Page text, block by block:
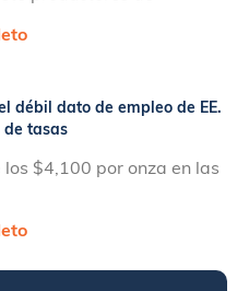
débil dato de empleo de EE.
de tasas
$4,100 por onza en las